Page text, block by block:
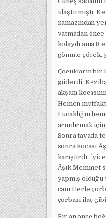
ulaştırmıştı.
namazından
yatmadan
kolaydı ama 8
gömme çörek,
Çocukların bir
güderdi.
akşam
Hemen
Bucaklığın
arındırmak
Sonra tavada
sonra kocası
karıştırdı.
Âşık Memmet
yapmış olduğu
canı Herle
çorbası ilaç
Bir an önce